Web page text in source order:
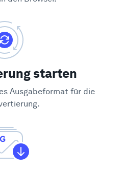
starten
Ausgabeformat für die